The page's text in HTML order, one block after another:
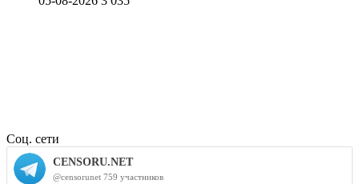
Соц. сети